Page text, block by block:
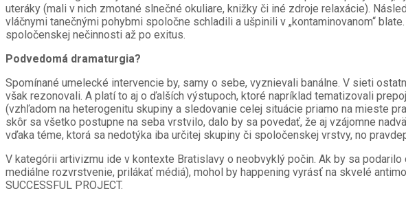
uteráky (mali v nich zmotané slnečné okuliare, knižky či iné zdroje relaxácie).
vláčnymi tanečnými pohybmi spoločne schladili a ušpinili v „kontaminovanom“
spoločenskej nečinnosti až po exitus.
Podvedomá dramaturgia?
Spomínané umelecké intervencie by, samy o sebe, vyznievali banálne. V sieti
však rezonovali. A platí to aj o ďalších výstupoch, ktoré napríklad tematizovali
(vzhľadom na heterogenitu skupiny a sledovanie celej situácie priamo na mieste
skôr sa všetko postupne na seba vrstvilo, dalo by sa povedať, že aj vzájomne
vďaka téme, ktorá sa nedotýka iba určitej skupiny či spoločenskej vrstvy, no
V kategórii artivizmu ide v kontexte Bratislavy o neobvyklý počin. Ak by sa
mediálne rozvrstvenie, prilákať médiá), mohol by happening vyrásť na skvelé
SUCCESSFUL PROJECT.